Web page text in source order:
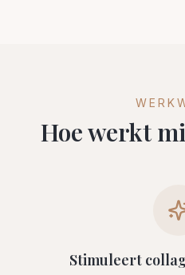
Hoe werkt
Stimuleert